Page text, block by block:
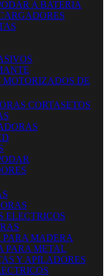
A BATERIA
DE
CORTASETOS
ELECTRICOS
MADERA
PARA METAL
Y APILADORES